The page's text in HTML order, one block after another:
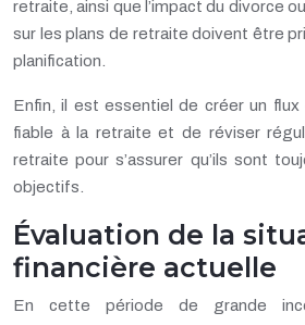
retraite, ainsi que l’impact du divorce
sur les plans de retraite doivent être
planification.
Enfin, il est essentiel de créer un
fiable à la retraite et de réviser
retraite pour s’assurer qu’ils sont
objectifs.
Évaluation de la
financière actuelle
En cette période de grande